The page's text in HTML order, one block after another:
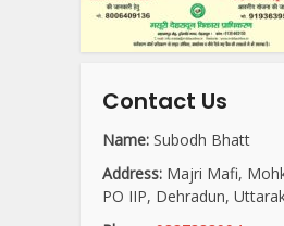
Contact Us
Name: Subodh Bhatt
Address: Majri Mafi,
PO IIP, Dehradun,